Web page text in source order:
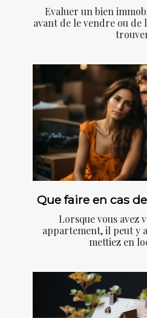
Evaluer un bien
avant de le vendre ou de
Que faire en cas
Lorsque vous avez
appartement, il peut y
mettiez en